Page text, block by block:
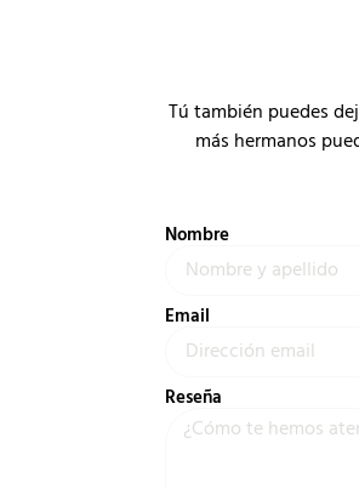
Tú también puedes
más hermanos
Nombre
Email
Reseña